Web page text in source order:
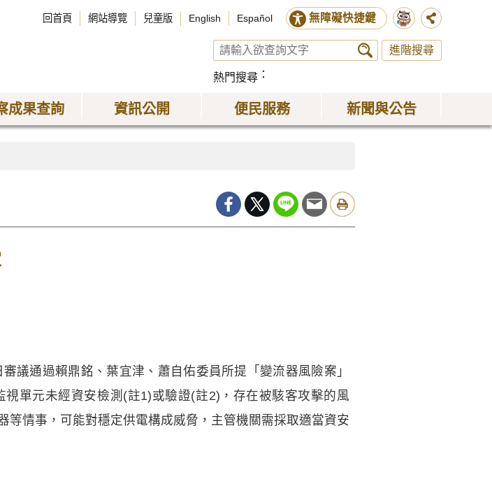
回首頁 網站導覽 兒童版 English Español 無障礙快捷鍵
進階搜尋
熱門搜尋
成果查詢 資訊公開 便民服務 新聞與公告
議通過賴鼎銘、葉宜津、蕭自佑委員所提「變流器風險案」
單元未經資安檢測(註1)或驗證(註2)，存在被駭客攻擊的風
等情事，可能對穩定供電構成威脅，主管機關需採取適當資安